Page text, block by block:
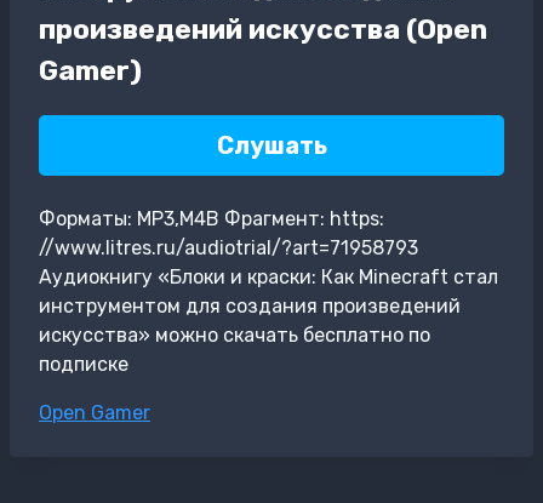
произведений искусства (Open
Gamer)
Слушать
Форматы: MP3,M4B Фрагмент: https:
//www.litres.ru/audiotrial/?art=71958793
Аудиокнигу «Блоки и краски: Как Minecraft стал
инструментом для создания произведений
искусства» можно скачать бесплатно по
подписке
Метки
Open Gamer